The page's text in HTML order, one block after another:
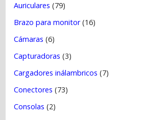
Auriculares (79)
Brazo para monitor(16)
Cámaras (6)
Capturadoras (3)
Cargadores inálambricos (7)
Conectores (73)
Consolas (2)